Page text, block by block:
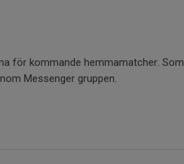
för kommande hemmamatcher. Som
Messenger gruppen.